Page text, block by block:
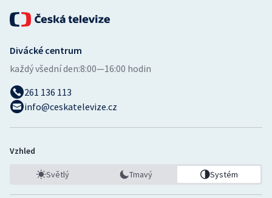
Divácké centrum
každý všední den:8:00—16:00 hodin
261 136 113
info@ceskatelevize.cz
Vzhled
Světlý Tmavý Systém